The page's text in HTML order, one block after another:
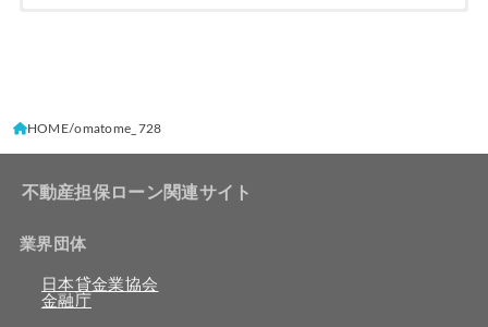
HOME omatome_728
不動産担保ローン関連サイト
業界団体
日本貸金業協会
金融庁